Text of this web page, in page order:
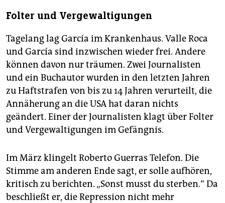
Folter und Vergewaltigungen
Tagelang lag García im Krankenhaus. Valle Roca
und García sind inzwischen wieder frei. Andere
können davon nur träumen. Zwei Journalisten
und ein Buchautor wurden in den letzten Jahren
zu Haftstrafen von bis zu 14 Jahren verurteilt, die
Annäherung an die USA hat daran nichts
geändert. Einer der Journalisten klagt über Folter
und Vergewaltigungen im Gefängnis.
Im März klingelt Roberto Guerras Telefon. Die
Stimme am anderen Ende sagt, er solle aufhören,
kritisch zu berichten. „Sonst musst du sterben.“ Da
beschließt er, die Repression nicht mehr